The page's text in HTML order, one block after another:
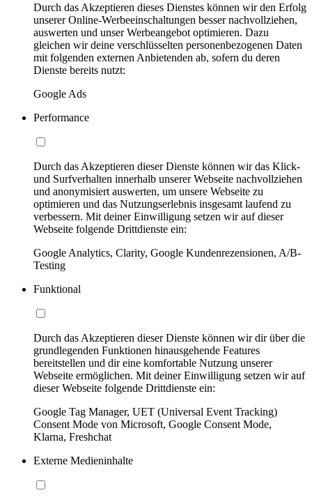
Durch das Akzeptieren dieses Dienstes können wir den Erfolg
unserer Online-Werbeeinschaltungen besser nachvollziehen,
auswerten und unser Werbeangebot optimieren. Dazu
gleichen wir deine verschlüsselten personenbezogenen Daten
mit folgenden externen Anbietenden ab, sofern du deren
Dienste bereits nutzt:
Google Ads
Performance
Durch das Akzeptieren dieser Dienste können wir das Klick-
und Surfverhalten innerhalb unserer Webseite nachvollziehen
und anonymisiert auswerten, um unsere Webseite zu
optimieren und das Nutzungserlebnis insgesamt laufend zu
verbessern. Mit deiner Einwilligung setzen wir auf dieser
Webseite folgende Drittdienste ein:
Google Analytics, Clarity, Google Kundenrezensionen, A/B-
Testing
Funktional
Durch das Akzeptieren dieser Dienste können wir dir über die
grundlegenden Funktionen hinausgehende Features
bereitstellen und dir eine komfortable Nutzung unserer
Webseite ermöglichen. Mit deiner Einwilligung setzen wir auf
dieser Webseite folgende Drittdienste ein:
Google Tag Manager, UET (Universal Event Tracking)
Consent Mode von Microsoft, Google Consent Mode,
Klarna, Freshchat
Externe Medieninhalte